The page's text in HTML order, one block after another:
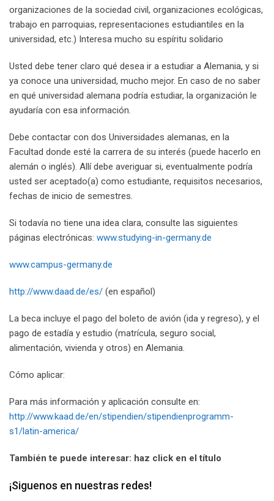
organizaciones de la sociedad civil, organizaciones ecológicas,
trabajo en parroquias, representaciones estudiantiles en la
universidad, etc.) Interesa mucho su espíritu solidario
Usted debe tener claro qué desea ir a estudiar a Alemania, y si
ya conoce una universidad, mucho mejor. En caso de no saber
en qué universidad alemana podría estudiar, la organización le
ayudaría con esa información.
Debe contactar con dos Universidades alemanas, en la
Facultad donde esté la carrera de su interés (puede hacerlo en
alemán o inglés). Allí debe averiguar si, eventualmente podría
usted ser aceptado(a) como estudiante, requisitos necesarios,
fechas de inicio de semestres.
Si todavía no tiene una idea clara, consulte las siguientes
páginas electrónicas: www.studying-in-germany.de
www.campus-germany.de
http://www.daad.de/es/ (en español)
La beca incluye el pago del boleto de avión (ida y regreso), y el
pago de estadía y estudio (matrícula, seguro social,
alimentación, vivienda y otros) en Alemania.
Cómo aplicar:
Para más información y aplicación consulte en:
http://www.kaad.de/en/stipendien/stipendienprogramm-
s1/latin-america/
También te puede interesar: haz click en el título
¡Siguenos en nuestras redes!